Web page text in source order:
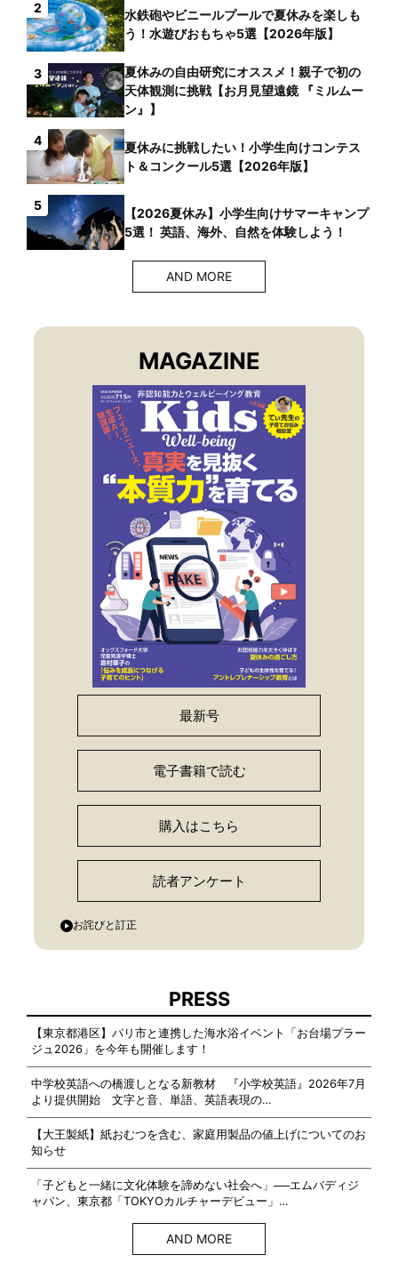
2
水鉄砲やビニールプールで夏休みを楽しも
う！水遊びおもちゃ5選【2026年版】
3
夏休みの自由研究にオススメ！親子で初の
天体観測に挑戦【お月見望遠鏡 『ミルムー
ン』】
4
夏休みに挑戦したい！小学生向けコンテス
ト＆コンクール5選【2026年版】
5
【2026夏休み】小学生向けサマーキャンプ
5選！ 英語、海外、自然を体験しよう！
AND MORE
MAGAZINE
最新号
電子書籍で読む
購入はこちら
読者アンケート
お詫びと訂正
PRESS
【東京都港区】パリ市と連携した海水浴イベント「お台場プラー
ジュ2026」を今年も開催します！
中学校英語への橋渡しとなる新教材 『小学校英語』2026年7月
より提供開始 文字と音、単語、英語表現の…
【大王製紙】紙おむつを含む、家庭用製品の値上げについてのお
知らせ
「子どもと一緒に文化体験を諦めない社会へ」──エムバディジ
ャパン、東京都「TOKYOカルチャーデビュー」…
AND MORE